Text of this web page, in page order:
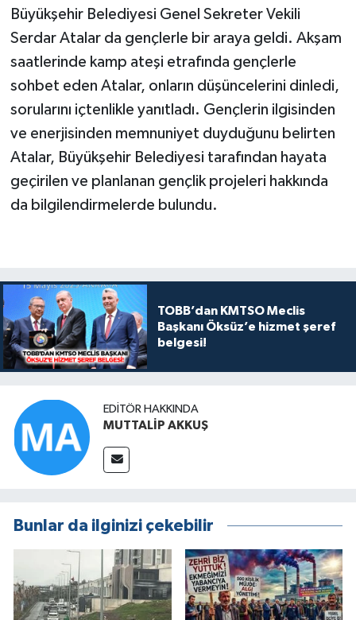
Büyükşehir Belediyesi Genel Sekreter Vekili
Serdar Atalar da gençlerle bir araya geldi. Akşam
saatlerinde kamp ateşi etrafında gençlerle
sohbet eden Atalar, onların düşüncelerini dinledi,
sorularını içtenlikle yanıtladı. Gençlerin ilgisinden
ve enerjisinden memnuniyet duyduğunu belirten
Atalar, Büyükşehir Belediyesi tarafından hayata
geçirilen ve planlanan gençlik projeleri hakkında
da bilgilendirmelerde bulundu.
TOBB’dan KMTSO Meclis
Başkanı Öksüz’e hizmet şeref
belgesi!
EDITÖR HAKKINDA
MUTTALİP AKKUŞ
Bunlar da ilginizi çekebilir